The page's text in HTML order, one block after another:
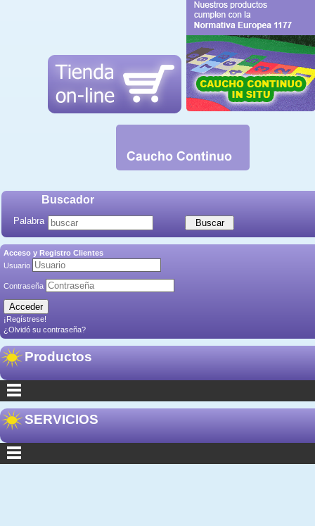
Buscador
Palabra
Acceso y Registro Clientes
Usuario
Contraseña
¡Regístrese!
¿Olvidó su contraseña?
Productos
SERVICIOS